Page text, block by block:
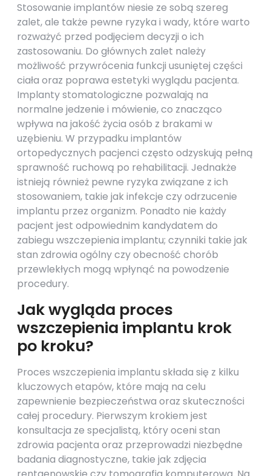
Stosowanie implantów niesie ze sobą szereg
zalet, ale także pewne ryzyka i wady, które warto
rozważyć przed podjęciem decyzji o ich
zastosowaniu. Do głównych zalet należy
możliwość przywrócenia funkcji usuniętej części
ciała oraz poprawa estetyki wyglądu pacjenta.
Implanty stomatologiczne pozwalają na
normalne jedzenie i mówienie, co znacząco
wpływa na jakość życia osób z brakami w
uzębieniu. W przypadku implantów
ortopedycznych pacjenci często odzyskują pełną
sprawność ruchową po rehabilitacji. Jednakże
istnieją również pewne ryzyka związane z ich
stosowaniem, takie jak infekcje czy odrzucenie
implantu przez organizm. Ponadto nie każdy
pacjent jest odpowiednim kandydatem do
zabiegu wszczepienia implantu; czynniki takie jak
stan zdrowia ogólny czy obecność chorób
przewlekłych mogą wpłynąć na powodzenie
procedury.
Jak wygląda proces
wszczepienia implantu krok
po kroku?
Proces wszczepienia implantu składa się z kilku
kluczowych etapów, które mają na celu
zapewnienie bezpieczeństwa oraz skuteczności
całej procedury. Pierwszym krokiem jest
konsultacja ze specjalistą, który oceni stan
zdrowia pacjenta oraz przeprowadzi niezbędne
badania diagnostyczne, takie jak zdjęcia